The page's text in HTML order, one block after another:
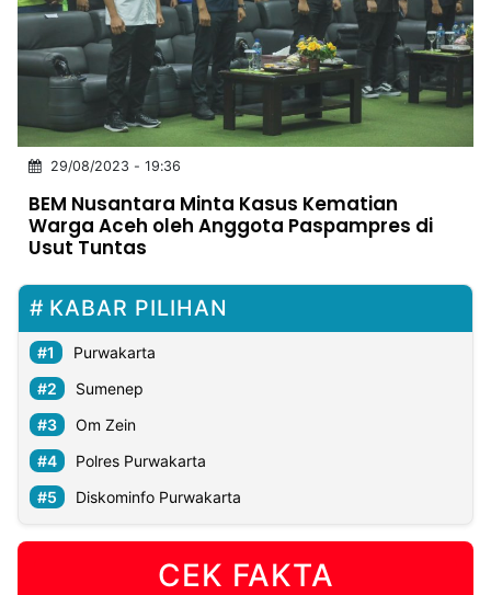
INDONESIA
Insight
NTB
Suara
Time
Lens
IDN
Daily
Jogja
Jalan
Rakyat
Idealita
News
Kita
Notice
Dinamikapost.com
Radar
Baru
Seedbacklink
Follow
Kabarbaru
©
29/08/2023 - 19:36
BEM Nusantara Minta Kasus Kematian
Warga Aceh oleh Anggota Paspampres di
Usut Tuntas
KABAR PILIHAN
Purwakarta
Sumenep
Om Zein
Polres Purwakarta
Diskominfo Purwakarta
CEK FAKTA